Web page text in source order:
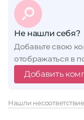
Не нашли себя?
Добавьте свою
отображаться в
Добавить
Нашли